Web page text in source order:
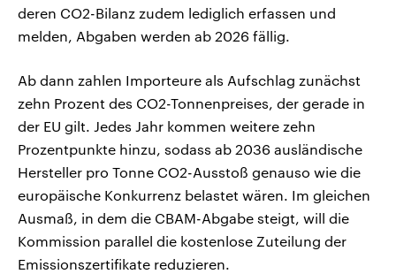
deren CO2-Bilanz zudem lediglich erfassen und
melden, Abgaben werden ab 2026 fällig.
Ab dann zahlen Importeure als Aufschlag zunächst
zehn Prozent des CO2-Tonnenpreises, der gerade in
der EU gilt. Jedes Jahr kommen weitere zehn
Prozentpunkte hinzu, sodass ab 2036 ausländische
Hersteller pro Tonne CO2-Ausstoß genauso wie die
europäische Konkurrenz belastet wären. Im gleichen
Ausmaß, in dem die CBAM-Abgabe steigt, will die
Kommission parallel die kostenlose Zuteilung der
Emissionszertifikate reduzieren.